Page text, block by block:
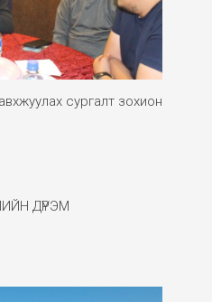
сургалт зохион
ДҮРЭМ